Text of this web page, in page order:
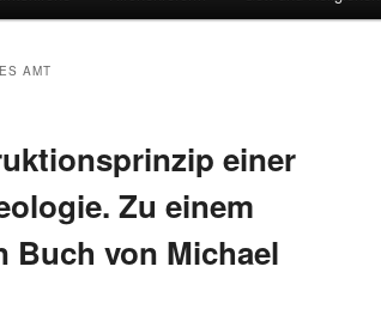
AMT
einer
Zu einem
Buch von Michael